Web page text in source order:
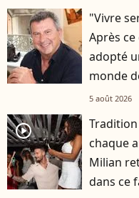
"Vivre
Après
adopté
monde
5 août 2026
player2
Tradition
chaque
Milian
dans ce